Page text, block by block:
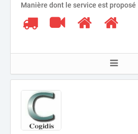
Manière dont le service est proposé